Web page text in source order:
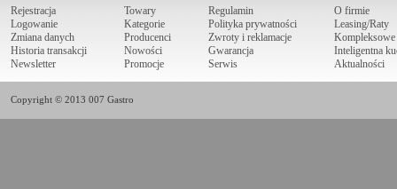
Rejestracja
Logowanie
Zmiana danych
Historia transakcji
Newsletter
Towary
Kategorie
Producenci
Nowości
Promocje
Regulamin
Polityka prywatności
Zwroty i reklamacje
Gwarancja
Serwis
O firmie
Leasing/Raty
Kompleksowe
Inteligentna
Aktualności
Copyright © 2013 007 Gastro